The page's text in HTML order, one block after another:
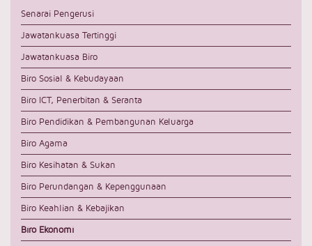
Senarai Pengerusi
Jawatankuasa Tertinggi
Jawatankuasa Biro
Biro Sosial & Kebudayaan
Biro ICT, Penerbitan & Seranta
Biro Pendidikan & Pembangunan Keluarga
Biro Agama
Biro Kesihatan & Sukan
Biro Perundangan & Kepenggunaan
Biro Keahlian & Kebajikan
Biro Ekonomi